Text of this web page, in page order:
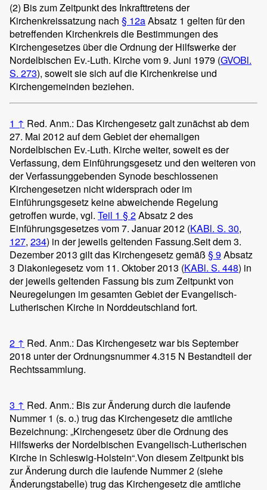
(2) Bis zum Zeitpunkt des Inkrafttretens der
Kirchenkreissatzung nach § 12aAbsatz 1 gelten für den
betreffenden Kirchenkreis die Bestimmungen des
Kirchengesetzes über die Ordnung der Hilfswerke der
Nordelbischen Ev.-Luth. Kirche vom 9. Juni 1979 (GVOBl.
S. 273), soweit sie sich auf die Kirchenkreise und
Kirchengemeinden beziehen.
1 ↑ Red. Anm.: Das Kirchengesetz galt zunächst ab dem
27. Mai 2012 auf dem Gebiet der ehemaligen
Nordelbischen Ev.-Luth. Kirche weiter, soweit es der
Verfassung, dem Einführungsgesetz und den weiteren von
der Verfassunggebenden Synode beschlossenen
Kirchengesetzen nicht widersprach oder im
Einführungsgesetz keine abweichende Regelung
getroffen wurde, vgl. Teil 1 § 2Absatz 2 des
Einführungsgesetzes vom 7. Januar 2012 (KABl. S. 30,
127, 234) in der jeweils geltenden Fassung.Seit dem 3.
Dezember 2013 gilt das Kirchengesetz gemäß § 9Absatz
3 Diakoniegesetz vom 11. Oktober 2013 (KABl. S. 448) in
der jeweils geltenden Fassung bis zum Zeitpunkt von
Neuregelungen im gesamten Gebiet der Evangelisch-
Lutherischen Kirche in Norddeutschland fort.
2 ↑ Red. Anm.: Das Kirchengesetz war bis September
2018 unter der Ordnungsnummer 4.315 N Bestandteil der
Rechtssammlung.
3 ↑ Red. Anm.: Bis zur Änderung durch die laufende
Nummer 1 (s. o.) trug das Kirchengesetz die amtliche
Bezeichnung: „Kirchengesetz über die Ordnung des
Hilfswerks der Nordelbischen Evangelisch-Lutherischen
Kirche in Schleswig-Holstein“.Von diesem Zeitpunkt bis
zur Änderung durch die laufende Nummer 2 (siehe
Änderungstabelle) trug das Kirchengesetz die amtliche